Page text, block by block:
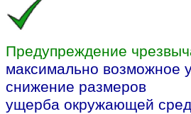
Предупреждение
максимально возможное
снижение размеров
ущерба окружающей